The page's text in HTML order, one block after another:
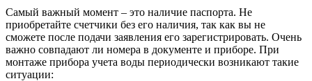
Самый важный момент – это наличие паспорта. Не
приобретайте счетчики без его наличия, так как вы не
сможете после подачи заявления его зарегистрировать. Очень
важно совпадают ли номера в документе и приборе. При
монтаже прибора учета воды периодически возникают такие
ситуации: